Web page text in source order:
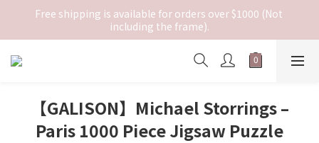
Free shipping is available for orders over $1000 (Not
including the frame).
【GALISON】Michael Storrings –
Paris 1000 Piece Jigsaw Puzzle